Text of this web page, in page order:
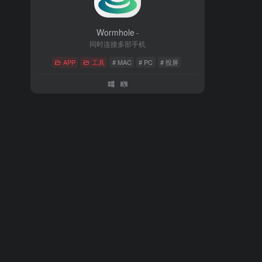
Wormhole -
同时连接多部手机
APP 工具 # MAC # PC # 投屏